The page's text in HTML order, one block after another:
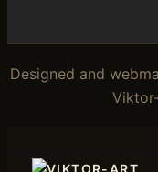
Designed and